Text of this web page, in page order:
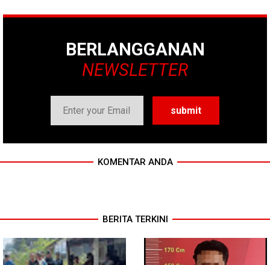
BERLANGGANAN
NEWSLETTER
KOMENTAR ANDA
BERITA TERKINI